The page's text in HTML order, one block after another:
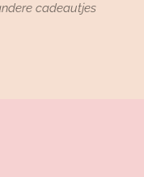
cadeautjes